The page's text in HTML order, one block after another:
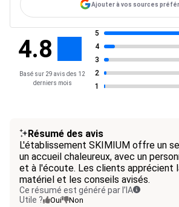
Ajouter à vos sources
4.8
Basé sur 29 avis des 12
derniers mois
5
4
3
2
1
Résumé des avis
L'établissement SKIMIUM offre un
un accueil chaleureux, avec un
et à l'écoute. Les clients apprécient
matériel et les conseils avisés.
Ce résumé est généré par l’IA
Utile ?
Oui Non